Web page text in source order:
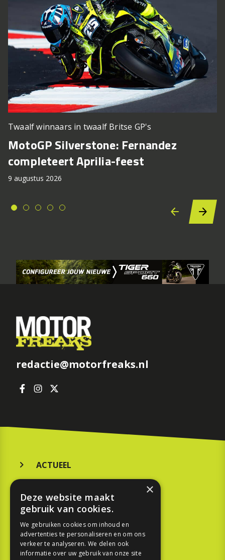
Twaalf winnaars in twaalf Britse GP's
MotoGP Silverstone: Fernandez
completeert Aprilia-feest
9 augustus 2026
redactie@motorfreaks.nl
ACTUEEL
KOOPGIDS
TESTEN
SPORT
×
Deze website maakt
gebruik van cookies.
We gebruiken cookies om inhoud en
advertenties te personaliseren en om ons
verkeer te analyseren. We delen ook
informatie over uw gebruik van onze site